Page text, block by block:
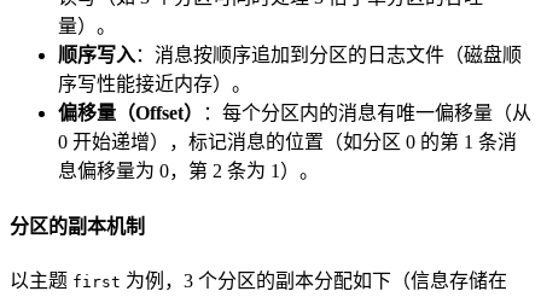
量）。
顺序写入：消息按顺序追加到分区的日志文件（磁盘顺
序写性能接近内存）。
偏移量（Offset）
：每个分区内的消息有唯一偏移量（从
0 开始递增），标记消息的位置（如分区 0 的第 1 条消
息偏移量为 0，第 2 条为 1）。
分区的副本机制
以主题 first 为例，3 个分区的副本分配如下（信息存储在